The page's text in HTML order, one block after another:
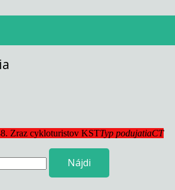
Zraz cykloturistov KSTTyp podujatiaCT